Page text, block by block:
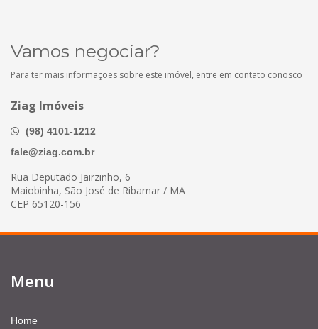
Vamos negociar?
Para ter mais informações sobre este imóvel, entre em contato conosco
Ziag Imóveis
(98) 4101-1212
fale@ziag.com.br
Rua Deputado Jairzinho, 6
Maiobinha, São José de Ribamar / MA
CEP 65120-156
Menu
Home